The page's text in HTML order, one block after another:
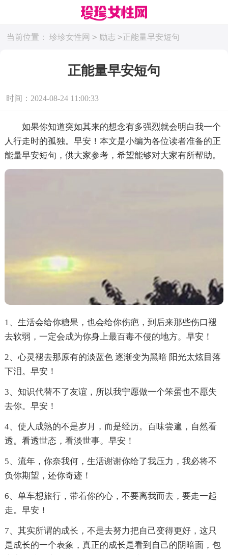
当前位置： 珍珍女性网 > 励志 >正能量早安短句
正能量早安短句
时间：2024-08-24 11:00:33
如果你知道突如其来的想念有多强烈就会明白我一个
人行走时的孤独。早安！本文是小编为各位读者准备的正
能量早安短句，供大家参考，希望能够对大家有所帮助。
1、生活会给你糖果，也会给你伤疤，到后来那些伤口褪
去软弱，一定会成为你身上最百毒不侵的地方。早安！
2、心灵褪去那原有的淡蓝色 逐渐变为黑暗 阳光太炫目落
下泪。早安！
3、知识代替不了友谊，所以我宁愿做一个笨蛋也不愿失
去你。早安！
4、使人成熟的不是岁月，而是经历。百味尝遍，自然看
透。看透世态，看淡世事。早安！
5、流年，你奈我何，生活谢谢你给了我压力，我必将不
负你期望，还你奇迹！
6、单车想旅行，带着你的心，不要离我而去，要走一起
走。早安！
7、其实所谓的成长，不是去努力把自己变得更好，这只
是成长的一个表象，真正的成长是看到自己的阴暗面，包